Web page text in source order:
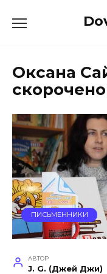
до
Оксана
скорочено
ПИСЬМЕННИКИ
АВТОР
J. G. (Джей Джи)